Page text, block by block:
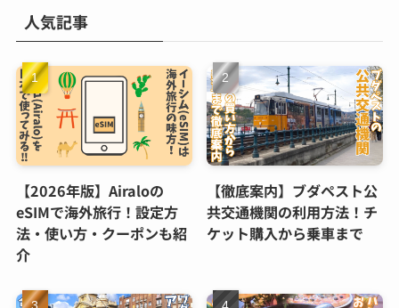
人気記事
【2026年版】Airaloの
eSIMで海外旅行！設定方
法・使い方・クーポンも紹
介
【徹底案内】ブダペスト公
共交通機関の利用方法！チ
ケット購入から乗車まで